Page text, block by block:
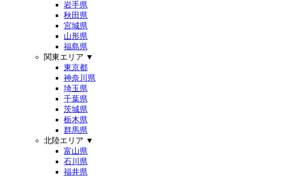
岩手県
秋田県
宮城県
山形県
福島県
関東エリア ▼
東京都
神奈川県
埼玉県
千葉県
茨城県
栃木県
群馬県
北陸エリア ▼
富山県
石川県
福井県